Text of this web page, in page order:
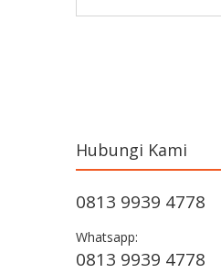
Hubungi Kami
0813 9939 4778
Whatsapp:
0813 9939 4778